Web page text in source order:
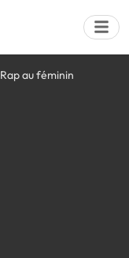
Rap au féminin